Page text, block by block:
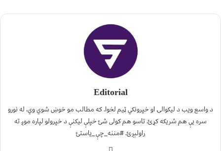
Editorial
د واسع ویب د لیکوالۍ او خپرونکي ټیم لخوا. که مطالب مو خوښ شوي وي، له نورو
سره یې هم شریکه کړئ. تاسو هم کولی شئ خپلې لیکنې د خپرولو لپاره موږ ته
راولېږئ. #مننه_چې_یاستئ